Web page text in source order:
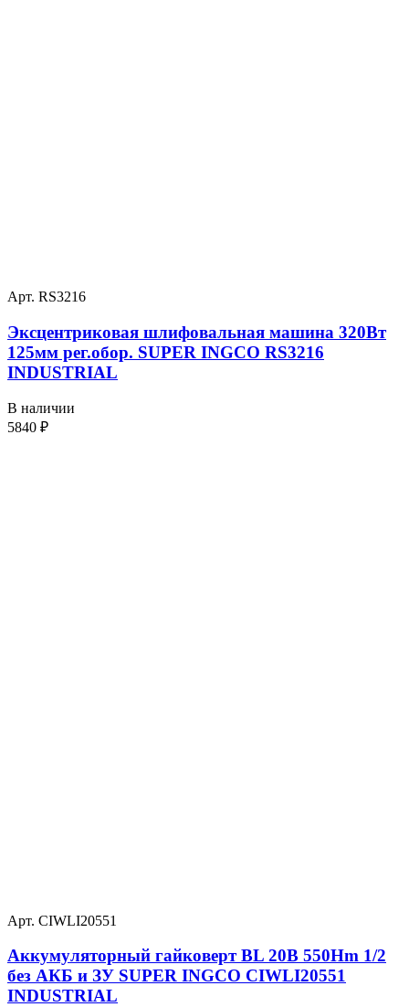
Арт. RS3216
Эксцентриковая шлифовальная машина 320Вт
125мм рег.обор. SUPER INGCO RS3216
INDUSTRIAL
В наличии
5840 ₽
Арт. CIWLI20551
Аккумуляторный гайковерт BL 20В 550Hm 1/2
без АКБ и ЗУ SUPER INGCO CIWLI20551
INDUSTRIAL